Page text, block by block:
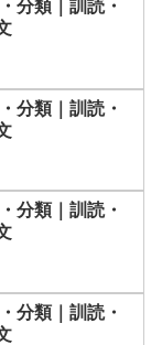
分類｜訓読・
分類｜訓読・
分類｜訓読・
分類｜訓読・